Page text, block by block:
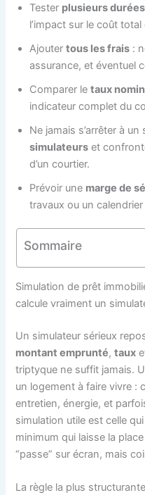
Tester plusieurs durées
l’impact sur le coût
Ajoutertous les frais :
assurance, et éventuel
Comparer letaux
indicateur complet du
Ne jamais s’arrêter à
simulateurs et
d’un courtier.
Prévoir une marge de
travaux ou un
Sommaire
Simulation de prêt
calcule vraiment un
Un simulateur sérieux
montant emprunté,taux
triptyque ne suffit jamais.
un logement à faire vivre :
entretien, énergie, et
simulation utile est celle
minimum qui laisse la
“passe” sur écran, mais
La règle la plus